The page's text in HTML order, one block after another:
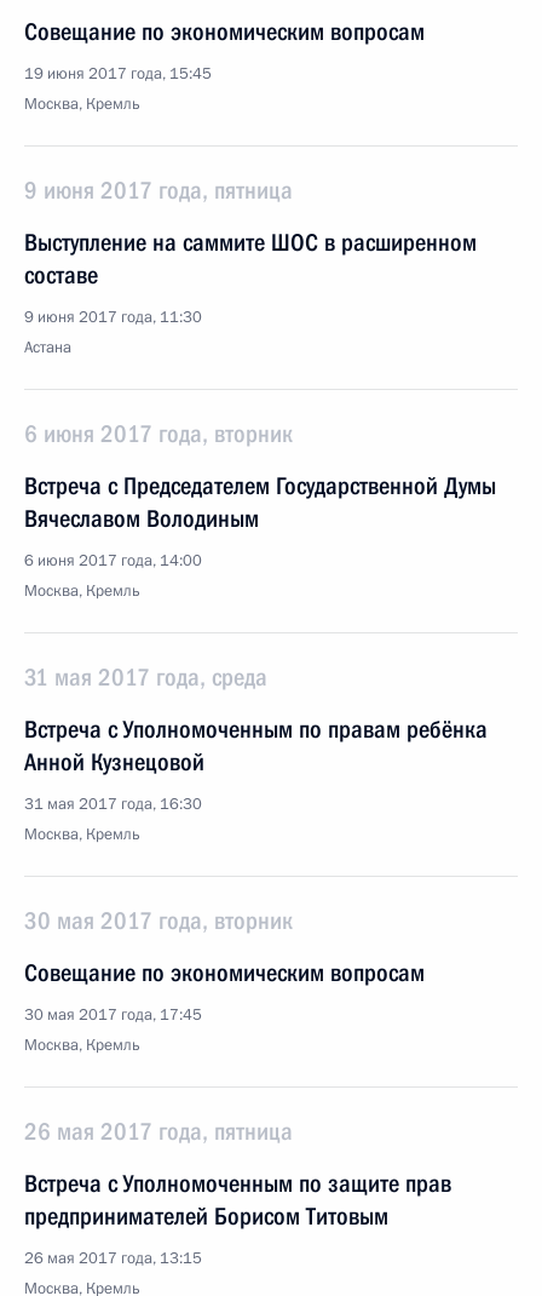
Совещание по экономическим вопросам
19 июня 2017 года, 15:45
Москва, Кремль
9 июня 2017 года, пятница
Выступление на саммите ШОС в расширенном
составе
9 июня 2017 года, 11:30
Астана
6 июня 2017 года, вторник
Встреча с Председателем Государственной Думы
Вячеславом Володиным
6 июня 2017 года, 14:00
Москва, Кремль
31 мая 2017 года, среда
Встреча с Уполномоченным по правам ребёнка
Анной Кузнецовой
31 мая 2017 года, 16:30
Москва, Кремль
30 мая 2017 года, вторник
Совещание по экономическим вопросам
30 мая 2017 года, 17:45
Москва, Кремль
26 мая 2017 года, пятница
Встреча с Уполномоченным по защите прав
предпринимателей Борисом Титовым
26 мая 2017 года, 13:15
Москва, Кремль